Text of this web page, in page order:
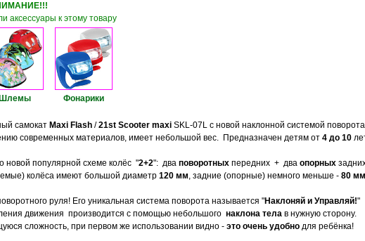
аксессуары к этому товару
Шлемы Фонарики
самокат Maxi Flash/21st Scooter maxi SKL-07L с новой наклонной системой
современных материалов, имеет небольшой вес. Предназначен детям от 4 до 10
новой популярной схеме колёс "2+2": два поворотныхпередних + два опорных
колёса имеют большой диаметр 120 мм, задние (опорные) немного меньше - 80 мм
руля! Его уникальная система поворота называется "Наклоняй и Управляй!"
движения производится с помощью небольшого наклона телав нужную сторону.
сложность, при первом же использовании видно - это очень удобнодля ребёнка!